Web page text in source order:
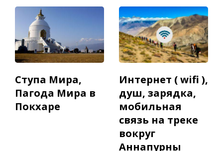
Ступа Мира,
Пагода Мира в
Покхаре
Интернет ( wifi ),
душ, зарядка,
мобильная
связь на треке
вокруг
Аннапурны